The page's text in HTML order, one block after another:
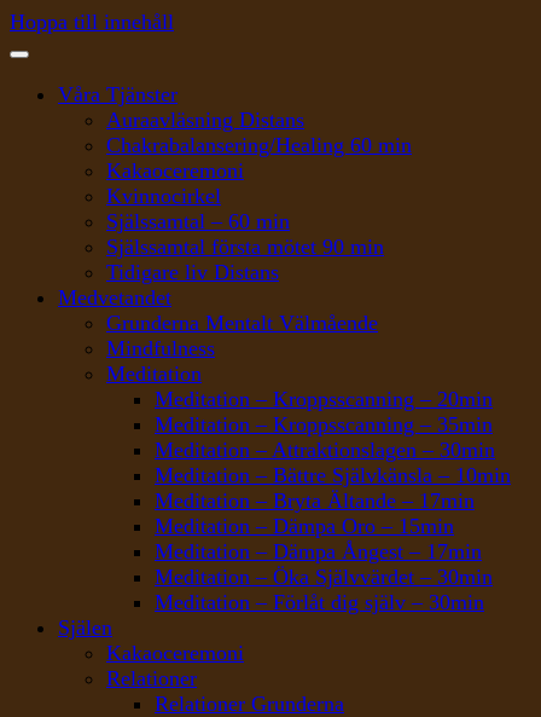
Hoppa till innehåll
Våra Tjänster
Auraavläsning Distans
Chakrabalansering/Healing 60 min
Kakaoceremoni
Kvinnocirkel
Själssamtal – 60 min
Själssamtal första mötet 90 min
Tidigare liv Distans
Medvetandet
Grunderna Mentalt Välmående
Mindfulness
Meditation
Meditation – Kroppsscanning – 20min
Meditation – Kroppsscanning – 35min
Meditation – Attraktionslagen – 30min
Meditation – Bättre Självkänsla – 10min
Meditation – Bryta Ältande – 17min
Meditation – Dämpa Oro – 15min
Meditation – Dämpa Ångest – 17min
Meditation – Öka Självvärdet – 30min
Meditation – Förlåt dig själv – 30min
Själen
Kakaoceremoni
Relationer
Relationer Grunderna